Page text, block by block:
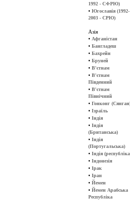
1992 - СФРЮ)
• Югославія (1992-
2003 - СРЮ)
Азія
• Афганістан
• Бангладеш
• Бахрейн
• Бруней
• В'єтнам
• В'єтнам
Південний
• В'єтнам
Північний
• Гонконг
• Ізраїль
• Індія
• Індія
(Британська)
• Індія
(Португальська)
• Індія
• Індонезія
• Ірак
• Іран
• Йемен
• Йемен Арабська
Республіка